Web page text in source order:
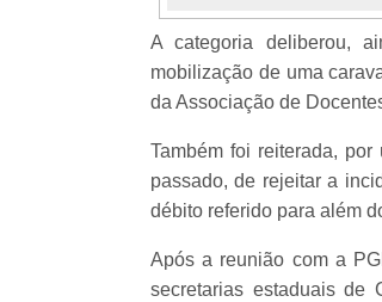
A categoria deliberou,
mobilização de uma
da Associação de
Também foi reiterada,
passado, de rejeitar a
débito referido para além
Após a reunião com a
secretarias estaduais de